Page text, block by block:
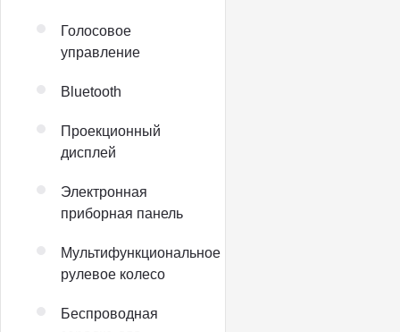
Голосовое
управление
Bluetooth
Проекционный
дисплей
Электронная
приборная панель
Мультифункциональное
рулевое колесо
Беспроводная